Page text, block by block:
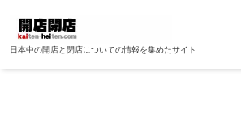
日本中の開店と閉店についての情報を集めたサイト